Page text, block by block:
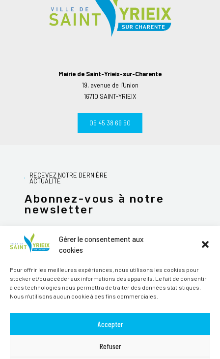
Gérer le consentement aux
cookies
Pour offrir les meilleures expériences, nous utilisons les cookies pour
stocker et/ou accéder aux informations des appareils. Le fait de consentir
à ces technologies nous permettra de traiter des données statistiques.
Nous n'utilisons aucun cookie à des fins commerciales.
Accepter
Refuser
Mairie de Saint-Yrieix-sur-Charente
19, avenue de l’Union
16710 SAINT-YRIEIX
05 45 38 69 50
RECEVEZ NOTRE DERNIÈRE
ACTUALITÉ
Abonnez-vous à notre
newsletter
JE M'ABONNE
Alternative: